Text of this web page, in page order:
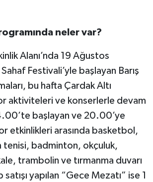
neler var?
Alanı’nda 19 Ağustos
Festivali’yle başlayan Barış
bu hafta Çardak Altı
aktiviteleri ve konserlerle devam
başlayan ve 20.00’ye
etkinlikleri arasında basketbol,
tenisi, badminton, okçuluk,
trambolin ve tırmanma duvarı
yapılan “Gece Mezatı” ise 1